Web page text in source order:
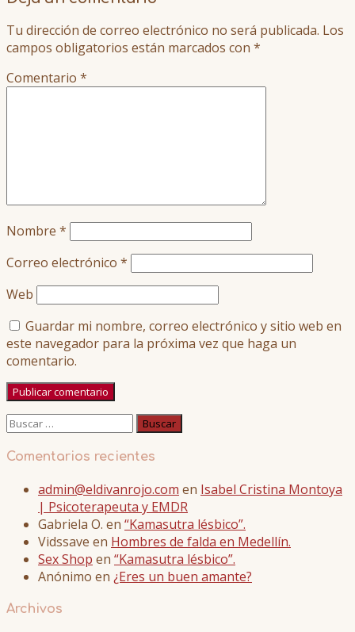
Tu dirección de correo electrónico no será publicada. Los
campos obligatorios están marcados con *
Comentario *
Nombre *
Correo electrónico *
Web
Guardar mi nombre, correo electrónico y sitio web en
este navegador para la próxima vez que haga un
comentario.
Buscar:
Comentarios recientes
admin@eldivanrojo.com en Isabel Cristina Montoya
| Psicoterapeuta y EMDR
Gabriela O. en “Kamasutra lésbico”.
Vidssave en Hombres de falda en Medellín.
Sex Shop en “Kamasutra lésbico”.
Anónimo en ¿Eres un buen amante?
Archivos